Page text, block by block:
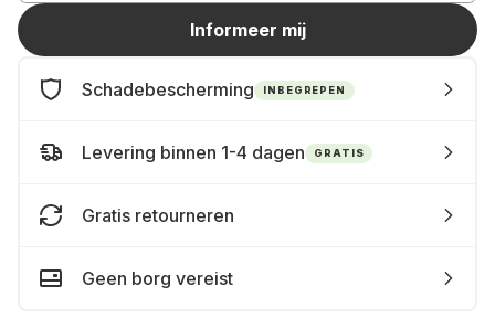
Informeer mij
Schadebescherming INBEGREPEN
Levering binnen 1-4 dagen GRATIS
Gratis retourneren
Geen borg vereist